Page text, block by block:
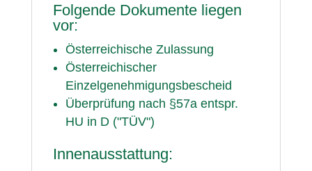
Folgende Dokumente liegen
vor:
Österreichische Zulassung
Österreichischer
Einzelgenehmigungsbescheid
Überprüfung nach §57a entspr.
HU in D ("TÜV")
Innenausstattung: